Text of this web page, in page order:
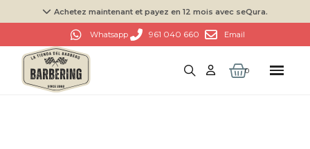
Achetez maintenant et payez en 12 mois avec seQura.
Whatsapp 961 040 660 Email